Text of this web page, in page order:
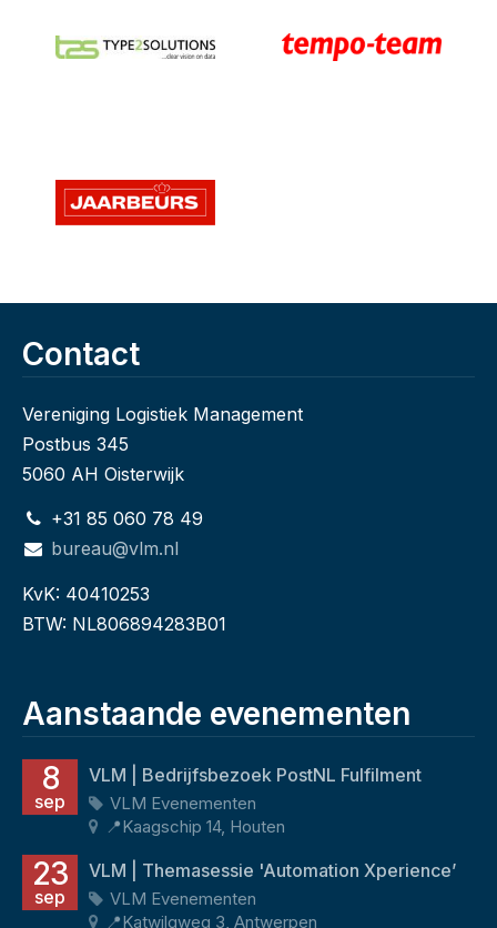
Contact
Vereniging Logistiek Management
Postbus 345
5060 AH Oisterwijk
+31 85 060 78 49
bureau@vlm.nl
KvK: 40410253
BTW: NL806894283B01
Aanstaande evenementen
8
sep
VLM | Bedrijfsbezoek PostNL Fulfilment
VLM Evenementen
📍Kaagschip 14, Houten
23
sep
VLM | Themasessie 'Automation Xperience’
VLM Evenementen
📍Katwilgweg 3, Antwerpen